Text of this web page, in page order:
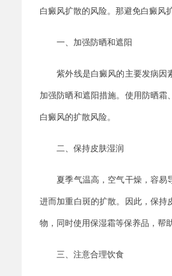
白癜风扩散的风险。那避免白癜风
一、加强防晒和遮阳
紫外线是白癜风的主要发病因
加强防晒和遮阳措施。使用防晒
白癜风的扩散风险。
二、保持皮肤湿润
夏季气温高，空气干燥，容易导
进而加重白斑的扩散。因此，保持
物，同时使用保湿霜等保养品，帮
三、注意合理饮食